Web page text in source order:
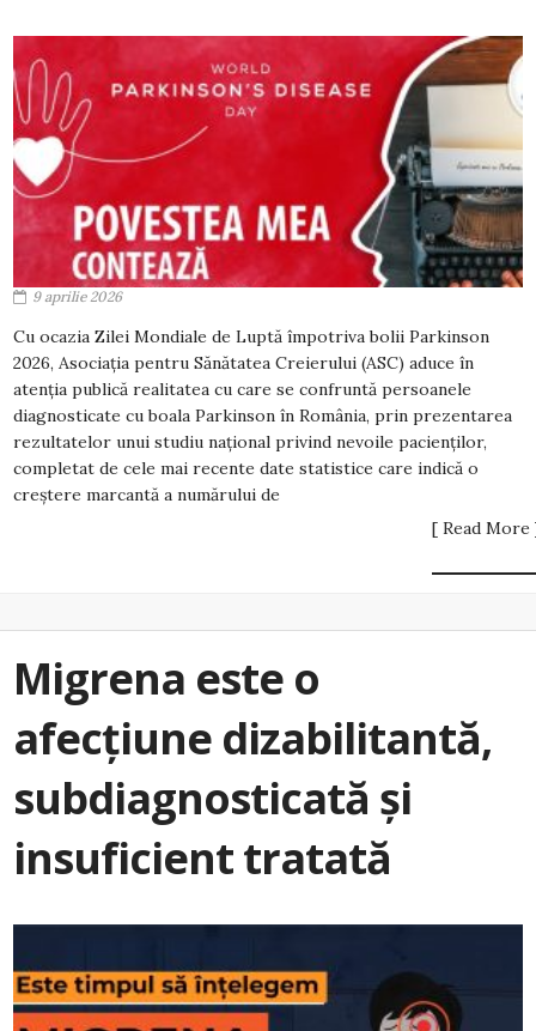
9 aprilie 2026
Cu ocazia Zilei Mondiale de Luptă împotriva bolii Parkinson
2026, Asociația pentru Sănătatea Creierului (ASC) aduce în
atenția publică realitatea cu care se confruntă persoanele
diagnosticate cu boala Parkinson în România, prin prezentarea
rezultatelor unui studiu național privind nevoile pacienților,
completat de cele mai recente date statistice care indică o
creștere marcantă a numărului de
[ Read More
Migrena este o
afecțiune dizabilitantă,
subdiagnosticată și
insuficient tratată